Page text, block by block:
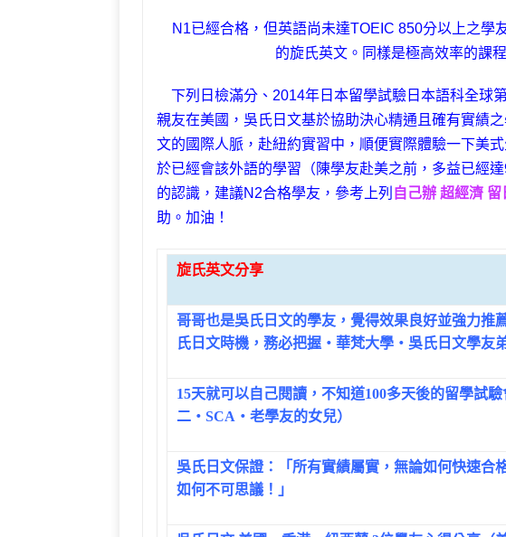
N1已經合格，但英語尚未達TOEIC 850分以上之學
的旋氏英文。同樣是極高效率的課
下列日檢滿分、2014年日本留學試驗日本語科全球
親友在美國，吳氏日文基於協助決心精通且確有實績
文的國際人脈，赴紐約實習中，順便實際體驗一下美
於已經會該外語的學習（陳學友赴美之前，多益已經
的認識，建議N2合格學友，參考上列 自己辦 超經濟 留
助。加油！
旋氏英文分享
哥哥也是吳氏日文的學友，覺得效果良好並強力
氏日文時機，務必把握‧華梵大學‧吳氏日文學友弟
15天就可以自己閱讀，不知道100多天後的留學試
二‧SCA‧老學友的女兒）
吳氏日文保證：「所有實績屬實，無論如何快速合
如何不可思議！」